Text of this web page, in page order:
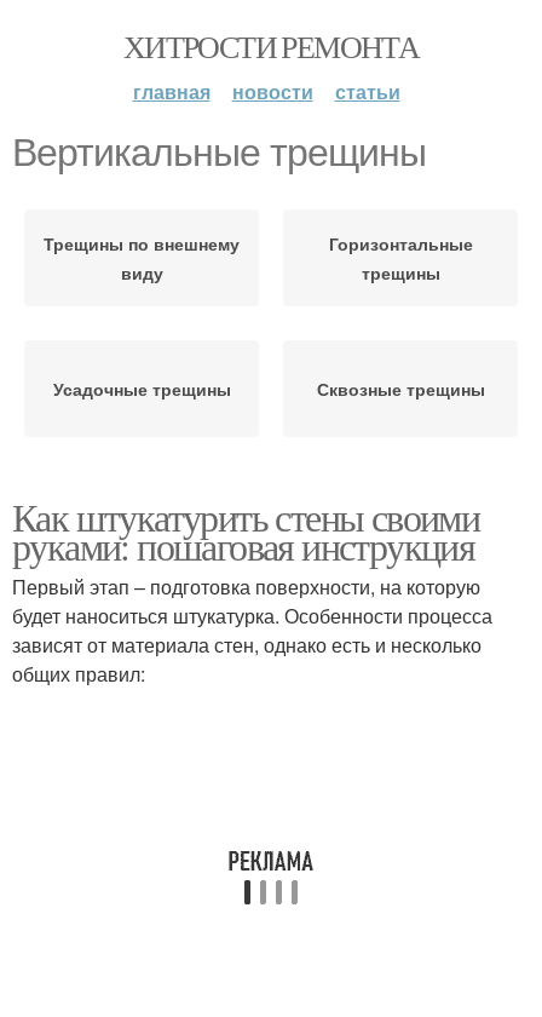
ХИТРОСТИ РЕМОНТА
главная новости статьи
Вертикальные трещины
Трещины по внешнему
виду
Горизонтальные
трещины
Усадочные трещины Сквозные трещины
Как штукатурить стены своими
руками: пошаговая инструкция
Первый этап – подготовка поверхности, на которую
будет наноситься штукатурка. Особенности процесса
зависят от материала стен, однако есть и несколько
общих правил: